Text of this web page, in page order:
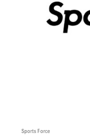
Sports Force